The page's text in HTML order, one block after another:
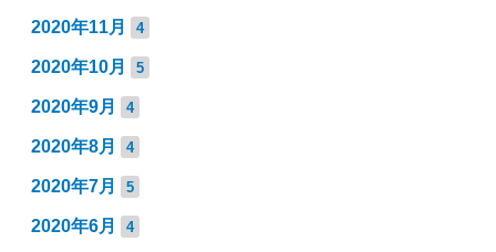
2020年11月 4
2020年10月 5
2020年9月 4
2020年8月 4
2020年7月 5
2020年6月 4